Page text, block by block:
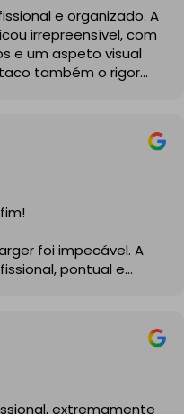
e organizado. A
irrepreensível, com
e um aspeto visual
também o rigor
legalidade.
foi impecável. A
pontual e
solução para a minha
o trabalho com
e totalmente
extremamente